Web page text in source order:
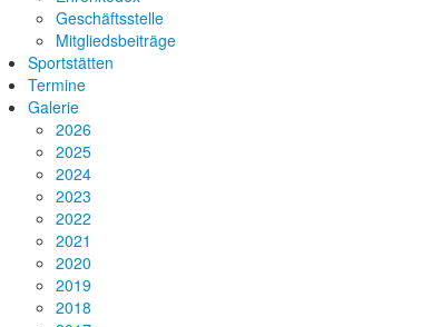
Geschäftsstelle
Mitgliedsbeiträge
Sportstätten
Termine
Galerie
2026
2025
2024
2023
2022
2021
2020
2019
2018